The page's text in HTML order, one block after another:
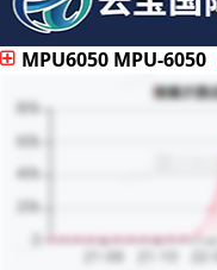
MPU6050 MPU-6050